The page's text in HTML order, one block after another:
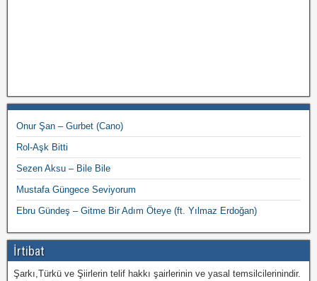
Onur Şan – Gurbet (Cano)
Rol-Aşk Bitti
Sezen Aksu – Bile Bile
Mustafa Güngece Seviyorum
Ebru Gündeş – Gitme Bir Adım Öteye (ft. Yılmaz Erdoğan)
İrtibat
Şarkı,Türkü ve Şiirlerin telif hakkı şairlerinin ve yasal temsilcilerinindir.